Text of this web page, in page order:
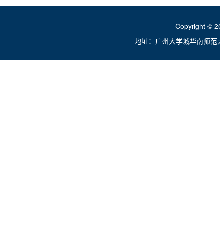
Copyright ©
地址：广州大学城华南